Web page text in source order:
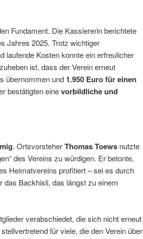
Fundament. Die Kassiererin berichtete
Jahres 2025. Trotz wichtiger
laufende Kosten konnte ein erfreulicher
ist, dass der Verein erneut
übernommen und 1.950 Euro für einen
bestätigten einevorbildliche und
. OrtsvorsteherThomas Toews nutzte
des Vereins zu würdigen. Er betonte,
Heimatvereins profitiert – sei es durch
das Backhisli, das längst zu einem
verabschiedet, die sich nicht erneut
für viele, die den Verein über